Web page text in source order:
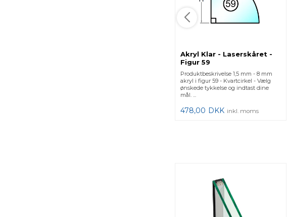
Akryl Klar - Laserskåret -
Figur 59
Produktbeskrivelse 1,5 mm - 8 mm
akryl i figur 59 - Kvartcirkel - Vælg
ønskede tykkelse og indtast dine
mål. ...
478,00 DKK inkl. moms